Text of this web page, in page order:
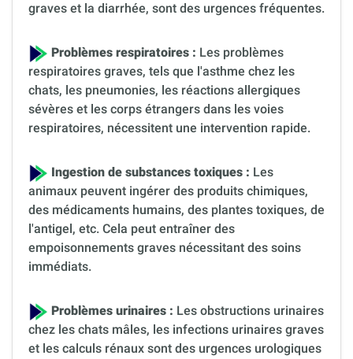
graves et la diarrhée, sont des urgences fréquentes.
Problèmes respiratoires : Les problèmes
respiratoires graves, tels que l'asthme chez les
chats, les pneumonies, les réactions allergiques
sévères et les corps étrangers dans les voies
respiratoires, nécessitent une intervention rapide.
Ingestion de substances toxiques : Les
animaux peuvent ingérer des produits chimiques,
des médicaments humains, des plantes toxiques, de
l'antigel, etc. Cela peut entraîner des
empoisonnements graves nécessitant des soins
immédiats.
Problèmes urinaires : Les obstructions urinaires
chez les chats mâles, les infections urinaires graves
et les calculs rénaux sont des urgences urologiques